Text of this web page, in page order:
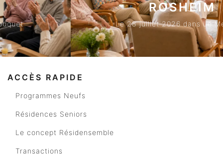
ROSHEIM
Le 28 juillet 2026 dans Le Meyerhof
ACCÈS RAPIDE
Programmes Neufs
Résidences Seniors
Le concept Résidensemble
Transactions